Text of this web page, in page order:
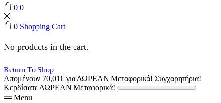
0 0
0 Shopping Cart
No products in the cart.
Return To Shop
Απομένουν 70,01€ για ΔΩΡΕΑΝ Μεταφορικά! Συγχαρητήρια!
Κερδίσατε ΔΩΡΕΑΝ Μεταφορικά!
Menu